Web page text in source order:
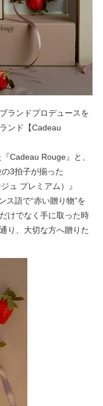
ランドプロデュースを
ンド【Cadeau
Cadeau Rouge』と、
3拍子が揃った
ュ プレミアム）』
ス語で“赤い贈り物”を
けでなく手に取った時
り、大切な方へ贈りた